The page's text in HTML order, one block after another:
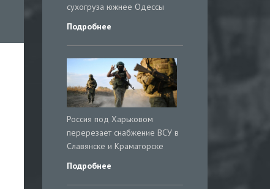
сухогруза южнее Одессы
Подробнее
Россия под Харьковом
перерезает снабжение ВСУ в
Славянске и Краматорске
Подробнее